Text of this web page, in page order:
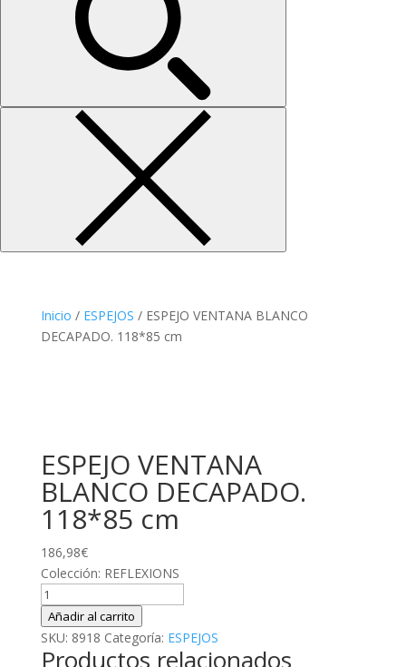
Inicio / ESPEJOS / ESPEJO VENTANA BLANCO
DECAPADO. 118*85 cm
ESPEJO VENTANA
BLANCO DECAPADO.
118*85 cm
186,98€
Colección: REFLEXIONS
ESPEJO
VENTANA
BLANCO
DECAPADO.
Añadir al carrito
SKU: 8918 Categoría: ESPEJOS
Productos relacionados